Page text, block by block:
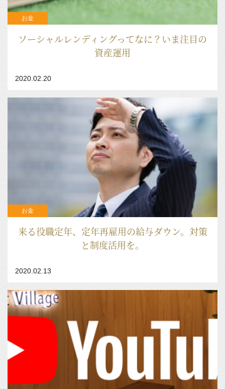
ソーシャルレンディングってなに？いま注目の
資産運用
お金
2020.02.20
来る役職定年、定年再雇用の給与ダウン。対策
と制度活用を。
お金
2020.02.13